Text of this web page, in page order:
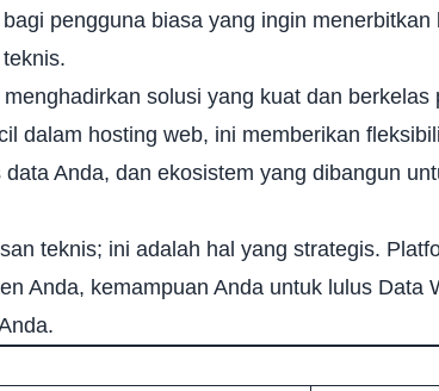
pengguna biasa yang ingin menerbitkan
solusi yang kuat dan berkelas
dalam hosting web, ini memberikan
Anda, dan ekosistem yang dibangun
teknis; ini adalah hal yang strategis.
Anda, kemampuan Anda untuk lulus Data